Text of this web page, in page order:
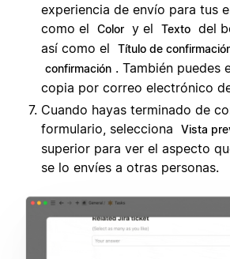
experiencia de envío para tus
como el
Color y el Texto del
así como el
Título de
confirmación . También puedes
copia por correo electrónico
Cuando hayas terminado de
formulario, selecciona
Vista
superior para ver el aspecto
se lo envíes a otras personas.